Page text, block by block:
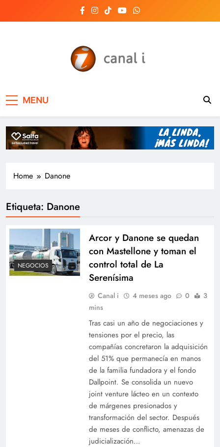
Salta, Argentina y el
mundo, las 24 horas
del día
MENU
Home Danone
Etiqueta: Danone
NEGOCIOS
Arcor y Danone se quedan
con Mastellone y toman el
control total de La
Serenísima
Canal i 4 meses ago 0
3
mins
Tras casi un año de negociaciones y
tensiones por el precio, las
compañías concretaron la adquisición
del 51% que permanecía en manos
de la familia fundadora y el fondo
Dallpoint. Se consolida un nuevo
joint venture lácteo en un contexto
de márgenes presionados y
transformación del sector. Después
de meses de conflicto, amenazas de
judicialización…